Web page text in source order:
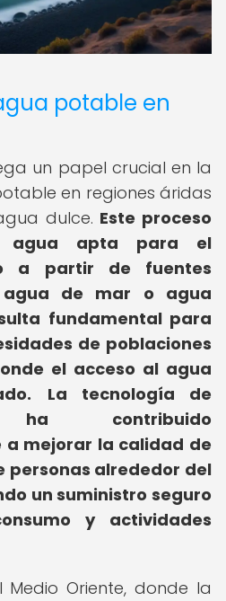
potable en
un papel crucial en la
en regiones áridas
dulce. Este proceso
agua apta para el
a partir de fuentes
de mar o agua
fundamental para
de poblaciones
el acceso al agua
La tecnología de
ha contribuido
mejorar la calidad de
personas alrededor del
un suministro seguro
y actividades
Oriente, donde la